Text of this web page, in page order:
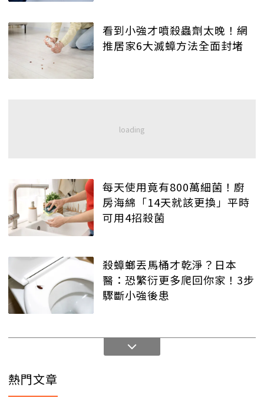
看到小強才噴殺蟲劑太晚！網
推居家6大滅蟑方法全面封堵
每天使用竟有800萬細菌！廚
房海綿「14天就該更換」平時
可用4招殺菌
殺蟑螂丟馬桶才乾淨？日本
醫：恐繁衍更多爬回你家！3步
驟斷小強後患
熱門文章